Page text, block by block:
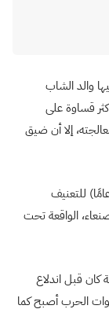
والد الشاب
قساوة على
إلا أن ضيق
مثل مجدي، يتعرّض الطفل أسامة محمود (17 عامًا) للتعنيف
الواقعة تحت
كان قبل اندلاع
الحرب أصبح كما